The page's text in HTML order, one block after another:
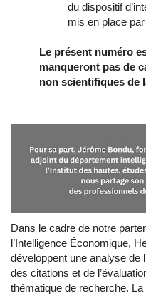
du dispositif
mis en place
Le présent numéro
manqueront pas de
non scientifiques de
Dans le cadre de notre
l’Intelligence Économique,
développent une analyse de
des citations et de
thématique de recherche.